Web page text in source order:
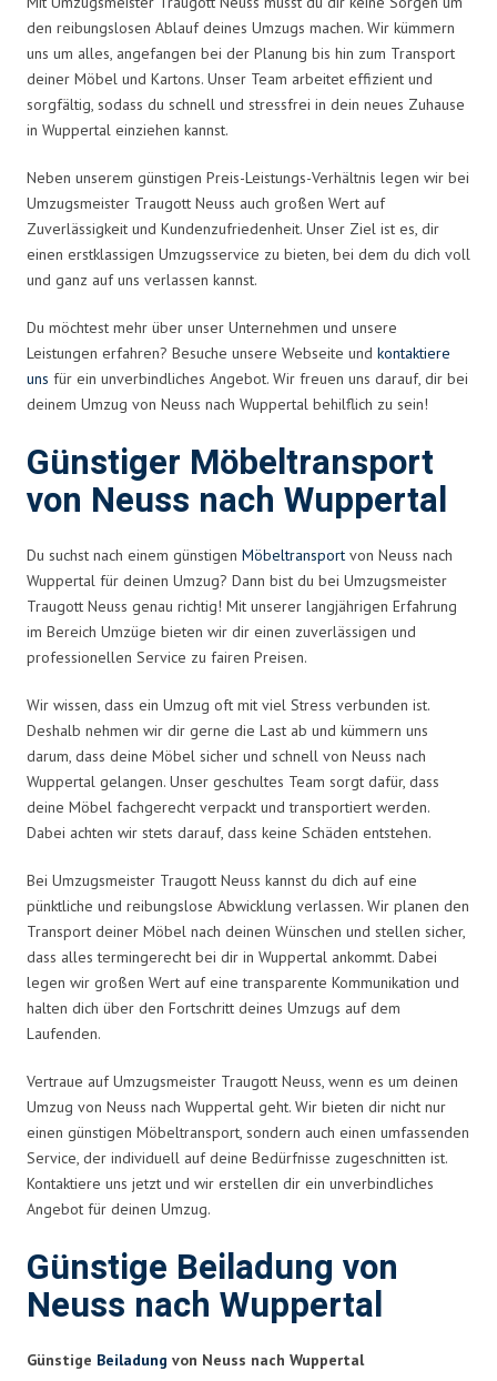
den reibungslosen Ablauf deines Umzugs machen. Wir kümmern
uns um alles, angefangen bei der Planung bis hin zum Transport
deiner Möbel und Kartons. Unser Team arbeitet effizient und
sorgfältig, sodass du schnell und stressfrei in dein neues Zuhause
in Wuppertal einziehen kannst.
Neben unserem günstigen Preis-Leistungs-Verhältnis legen wir bei
Umzugsmeister Traugott Neuss auch großen Wert auf
Zuverlässigkeit und Kundenzufriedenheit. Unser Ziel ist es, dir
einen erstklassigen Umzugsservice zu bieten, bei dem du dich voll
und ganz auf uns verlassen kannst.
Du möchtest mehr über unser Unternehmen und unsere
Leistungen erfahren? Besuche unsere Webseite und kontaktiere
uns für ein unverbindliches Angebot. Wir freuen uns darauf, dir bei
deinem Umzug von Neuss nach Wuppertal behilflich zu sein!
Günstiger Möbeltransport
von Neuss nach Wuppertal
Du suchst nach einem günstigen Möbeltransport von Neuss nach
Wuppertal für deinen Umzug? Dann bist du bei Umzugsmeister
Traugott Neuss genau richtig! Mit unserer langjährigen Erfahrung
im Bereich Umzüge bieten wir dir einen zuverlässigen und
professionellen Service zu fairen Preisen.
Wir wissen, dass ein Umzug oft mit viel Stress verbunden ist.
Deshalb nehmen wir dir gerne die Last ab und kümmern uns
darum, dass deine Möbel sicher und schnell von Neuss nach
Wuppertal gelangen. Unser geschultes Team sorgt dafür, dass
deine Möbel fachgerecht verpackt und transportiert werden.
Dabei achten wir stets darauf, dass keine Schäden entstehen.
Bei Umzugsmeister Traugott Neuss kannst du dich auf eine
pünktliche und reibungslose Abwicklung verlassen. Wir planen den
Transport deiner Möbel nach deinen Wünschen und stellen sicher,
dass alles termingerecht bei dir in Wuppertal ankommt. Dabei
legen wir großen Wert auf eine transparente Kommunikation und
halten dich über den Fortschritt deines Umzugs auf dem
Laufenden.
Vertraue auf Umzugsmeister Traugott Neuss, wenn es um deinen
Umzug von Neuss nach Wuppertal geht. Wir bieten dir nicht nur
einen günstigen Möbeltransport, sondern auch einen umfassenden
Service, der individuell auf deine Bedürfnisse zugeschnitten ist.
Kontaktiere uns jetzt und wir erstellen dir ein unverbindliches
Angebot für deinen Umzug.
Günstige Beiladung von
Neuss nach Wuppertal
Günstige Beiladung von Neuss nach Wuppertal